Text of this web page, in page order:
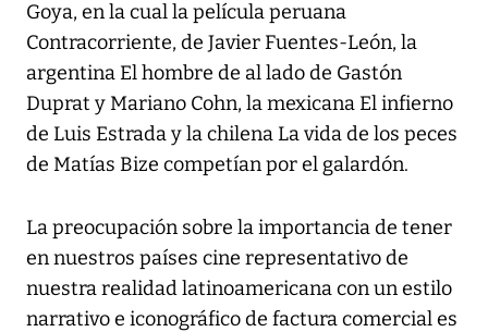
Goya, en la cual la película peruana
Contracorriente, de Javier Fuentes-León, la
argentina El hombre de al lado de Gastón
Duprat y Mariano Cohn, la mexicana El infierno
de Luis Estrada y la chilena La vida de los peces
de Matías Bize competían por el galardón.
La preocupación sobre la importancia de tener
en nuestros países cine representativo de
nuestra realidad latinoamericana con un estilo
narrativo e iconográfico de factura comercial es